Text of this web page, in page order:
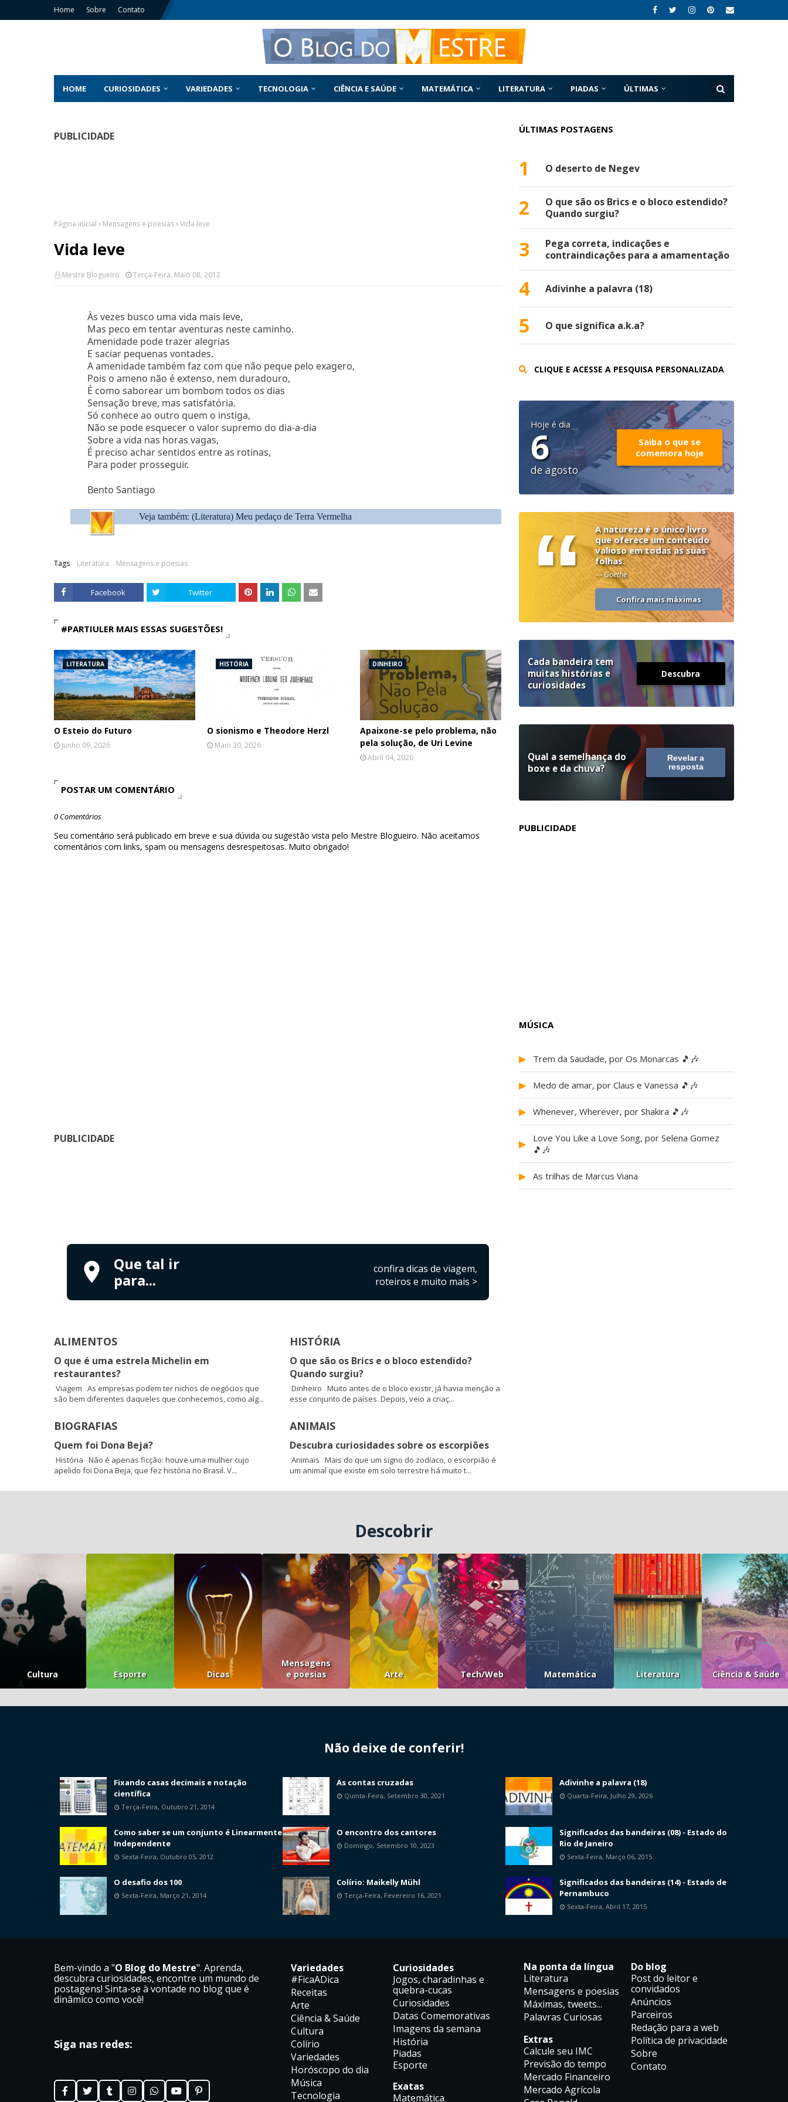
Home Sobre Contato
HOME CURIOSIDADES VARIEDADES TECNOLOGIA CIÊNCIA E SAÚDE MATEMÁTICA LITERATURA PIADAS ÚLTIMAS
PUBLICIDADE
Página inicial Mensagens e poesias Vida leve
Vida leve
Mestre Blogueiro Terça-Feira, Maio 08, 2012
Às vezes busco uma vida mais leve,
Mas peco em tentar aventuras neste caminho.
Amenidade pode trazer alegrias
E saciar pequenas vontades.
A amenidade também faz com que não peque pelo exagero,
Pois o ameno não é extenso, nem duradouro,
É como saborear um bombom todos os dias
Sensação breve, mas satisfatória.
Só conhece ao outro quem o instiga,
Não se pode esquecer o valor supremo do dia-a-dia
Sobre a vida nas horas vagas,
É preciso achar sentidos entre as rotinas,
Para poder prosseguir.
Bento Santiago
Veja também: (Literatura)Meu pedaço de Terra Vermelha
Tags Literatura Mensagens e poesias
Facebook Twitter
#PARTIULER MAIS ESSAS SUGESTÕES!
LITERATURA
O Esteio do Futuro
Junho 09, 2026
HISTÓRIA
O sionismo e Theodore Herzl
Maio 30, 2026
DINHEIRO
Apaixone-se pelo problema, não
pela solução, de Uri Levine
Abril 04, 2026
POSTAR UM COMENTÁRIO
0 Comentários
Seu comentário será publicado em breve e sua dúvida ou sugestão vista pelo Mestre Blogueiro. Não aceitamos
comentários com links, spam ou mensagens desrespeitosas. Muito obrigado!
PUBLICIDADE
Que tal ir
para...
confira dicas de viagem,
roteiros e muito mais >
ALIMENTOS
O que é uma estrela Michelin em
restaurantes?
Viagem As empresas podem ter nichos de negócios que
são bem diferentes daqueles que conhecemos, como alg...
BIOGRAFIAS
Quem foi Dona Beja?
História Não é apenas ficção: houve uma mulher cujo
apelido foi Dona Beja, que fez história no Brasil. V...
HISTÓRIA
O que são os Brics e o bloco estendido?
Quando surgiu?
Dinheiro Muito antes de o bloco existir, já havia menção a
esse conjunto de países. Depois, veio a criaç...
ANIMAIS
Descubra curiosidades sobre os escorpiões
Animais Mais do que um signo do zodíaco, o escorpião é
um animal que existe em solo terrestre há muito t...
ÚLTIMAS POSTAGENS
1 O deserto de Negev
2
O que são os Brics e o bloco estendido?
Quando surgiu?
3
Pega correta, indicações e
contraindicações para a amamentação
4 Adivinhe a palavra (18)
5 O que significa a.k.a?
CLIQUE E ACESSE A PESQUISA PERSONALIZADA
Hoje é dia
6
de agosto
Saiba o que se
comemora hoje
“
A natureza é o único livro
que oferece um conteúdo
valioso em todas as suas
folhas.
— Goethe
Confira mais máximas
Cada bandeira tem
muitas histórias e
curiosidades
Descubra
Qual a semelhança do
boxe e da chuva?
Revelar a
resposta
PUBLICIDADE
MÚSICA
▶ Trem da Saudade, por Os Monarcas 🎵🎶
▶ Medo de amar, por Claus e Vanessa 🎵🎶
▶ Whenever, Wherever, por Shakira 🎵🎶
▶
Love You Like a Love Song, por Selena Gomez
🎵🎶
▶ As trilhas de Marcus Viana
Descobrir
Cultura Esporte Dicas
Mensagens
e poesias
Arte Tech/Web Matemática Literatura Ciência & Saúde
Não deixe de conferir!
Fixando casas decimais e notação
científica
Terça-Feira, Outubro 21, 2014
Como saber se um conjunto é Linearmente
Independente
Sexta-Feira, Outubro 05, 2012
O desafio dos 100
Sexta-Feira, Março 21, 2014
As contas cruzadas
Quinta-Feira, Setembro 30, 2021
O encontro dos cantores
Domingo, Setembro 10, 2023
Colírio: Maikelly Mühl
Terça-Feira, Fevereiro 16, 2021
Adivinhe a palavra (18)
Quarta-Feira, Julho 29, 2026
Significados das bandeiras (08) - Estado do
Rio de Janeiro
Sexta-Feira, Março 06, 2015
Significados das bandeiras (14) - Estado de
Pernambuco
Sexta-Feira, Abril 17, 2015
Bem-vindo a "O Blog do Mestre". Aprenda,
descubra curiosidades, encontre um mundo de
postagens! Sinta-se à vontade no blog que é
dinâmico como você!
Siga nas redes:
Variedades
#FicaADica
Receitas
Arte
Ciência & Saúde
Cultura
Colírio
Variedades
Horóscopo do dia
Música
Tecnologia
Curiosidades
Jogos, charadinhas e
quebra-cucas
Curiosidades
Datas Comemorativas
Imagens da semana
História
Piadas
Esporte
Exatas
Matemática
Na ponta da língua
Literatura
Mensagens e poesias
Máximas, tweets...
Palavras Curiosas
Extras
Calcule seu IMC
Previsão do tempo
Mercado Financeiro
Mercado Agrícola
Do blog
Post do leitor e
convidados
Anúncios
Parceiros
Redação para a web
Política de privacidade
Sobre
Contato